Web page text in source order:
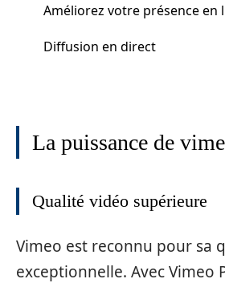
Améliorez votre présence en
Diffusion en direct
La puissance de
Qualité vidéo supérieure
Vimeo est reconnu pour sa
exceptionnelle. Avec Vimeo